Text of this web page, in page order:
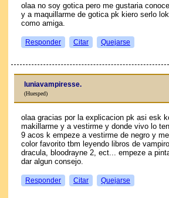
olaa no soy gotica pero me gustaria
y a maquillarme de gotica pk kiero serlo
como amiga.
Responder Citar Quejarse
luniavampiresse.
(Huesped)
olaa gracias por la explicacion pk asi esk
makillarme y a vestirme y donde vivo lo
9 aсos k empeze a vestirme de negro y
color favorito tbm leyendo libros de
dracula, bloodrayne 2, ect... empeze a
dar algun consejo.
Responder Citar Quejarse